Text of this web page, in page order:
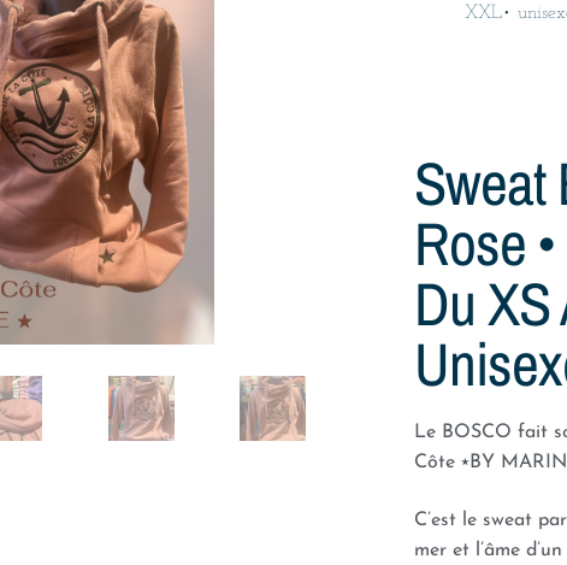
XXL•
Sweat
Rose
Du XS
Le BOSCO fait
Côte ⭑BY
C’est le sweat
mer et l’âme